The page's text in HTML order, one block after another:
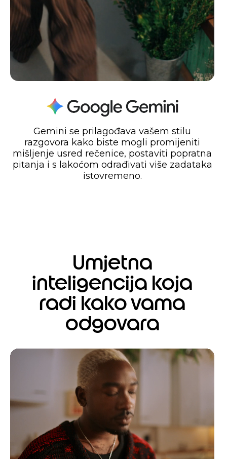
Gemini se prilagođava vašem stilu
razgovora kako biste mogli promijeniti
mišljenje usred rečenice, postaviti popratna
pitanja i s lakoćom odrađivati više zadataka
istovremeno.
Umjetna
inteligencija koja
radi kako vama
odgovara